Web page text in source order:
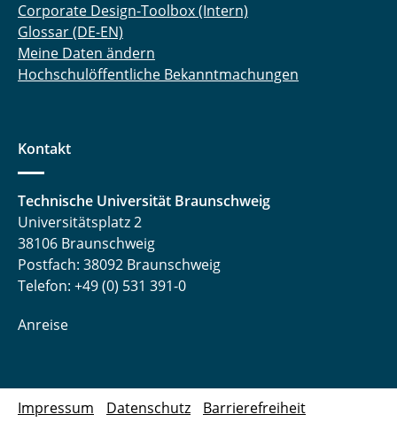
Corporate Design-Toolbox (Intern)
Glossar (DE-EN)
Meine Daten ändern
Hochschulöffentliche Bekanntmachungen
Kontakt
Technische Universität Braunschweig
Universitätsplatz 2
38106 Braunschweig
Postfach: 38092 Braunschweig
Telefon: +49 (0) 531 391-0
Anreise
Impressum Datenschutz Barrierefreiheit